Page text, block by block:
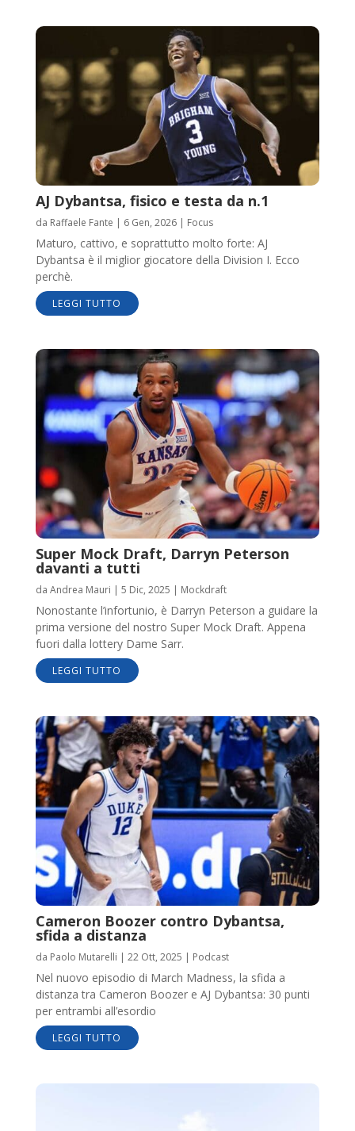
AJ Dybantsa, fisico e testa da n.1
da Raffaele Fante | 6 Gen, 2026| Focus
Maturo, cattivo, e soprattutto molto forte: AJ
Dybantsa è il miglior giocatore della Division I. Ecco
perchè.
LEGGI TUTTO
Super Mock Draft, Darryn Peterson
davanti a tutti
da Andrea Mauri | 5 Dic, 2025 | Mockdraft
Nonostante l’infortunio, è Darryn Peterson a guidare la
prima versione del nostro Super Mock Draft. Appena
fuori dalla lottery Dame Sarr.
LEGGI TUTTO
Cameron Boozer contro Dybantsa,
sfida a distanza
da Paolo Mutarelli | 22 Ott, 2025 | Podcast
Nel nuovo episodio di March Madness, la sfida a
distanza tra Cameron Boozer e AJ Dybantsa: 30 punti
per entrambi all’esordio
LEGGI TUTTO